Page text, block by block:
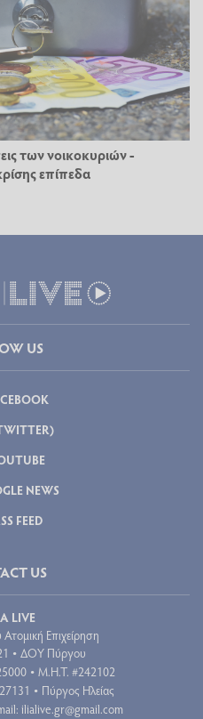
των νοικοκυριών -
επίπεδα
US
NEWS
FEED
US
LIVE
Επιχείρηση
• ΔΟΥ Πύργου
• Μ.Η.Τ. #242102
• Πύργος Ηλείας
ilialive.gr@gmail.com